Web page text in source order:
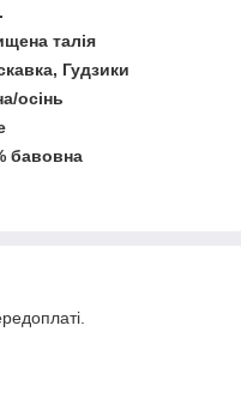
талія
Гудзики
осінь
бавовна